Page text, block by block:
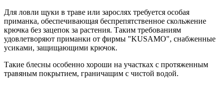
Для ловли щуки в траве или зарослях требуется особая
приманка, обеспечивающая беспрепятственное скольжение
крючка без зацепок за растения. Таким требованиям
удовлетворяют приманки от фирмы "KUSAMO", снабженные
усиками, защищающими крючок.
Такие блесны особенно хороши на участках с протяженным
травяным покрытием, граничащим с чистой водой.